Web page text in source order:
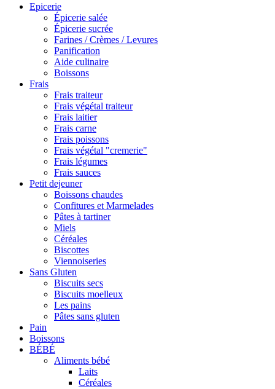
Epicerie
Épicerie salée
Épicerie sucrée
Farines / Crèmes / Levures
Panification
Aide culinaire
Boissons
Frais
Frais traiteur
Frais végétal traiteur
Frais laitier
Frais carne
Frais poissons
Frais végétal "cremerie"
Frais légumes
Frais sauces
Petit dejeuner
Boissons chaudes
Confitures et Marmelades
Pâtes à tartiner
Miels
Céréales
Biscottes
Viennoiseries
Sans Gluten
Biscuits secs
Biscuits moelleux
Les pains
Pâtes sans gluten
Pain
Boissons
BÉBÉ
Aliments bébé
Laits
Céréales